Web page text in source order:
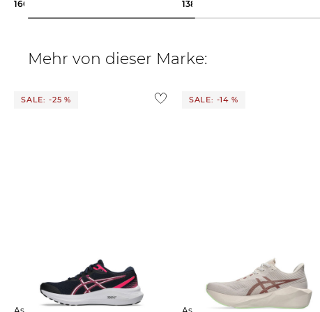
160,00 €
138,35 €
Mehr von dieser Marke:
SALE: -25 % SALE: -14 %